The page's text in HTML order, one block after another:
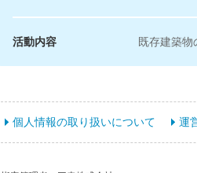
活動内容 既存建築
個人情報の取り扱いについて 運